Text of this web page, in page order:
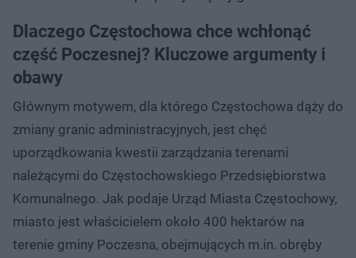
Dlaczego Częstochowa chce wchłonąć
część Poczesnej? Kluczowe argumenty i
obawy
Głównym motywem, dla którego Częstochowa dąży do
zmiany granic administracyjnych, jest chęć
uporządkowania kwestii zarządzania terenami
należącymi do Częstochowskiego Przedsiębiorstwa
Komunalnego. Jak podaje Urząd Miasta Częstochowy,
miasto jest właścicielem około 400 hektarów na
terenie gminy Poczesna, obejmujących m.in. obręby